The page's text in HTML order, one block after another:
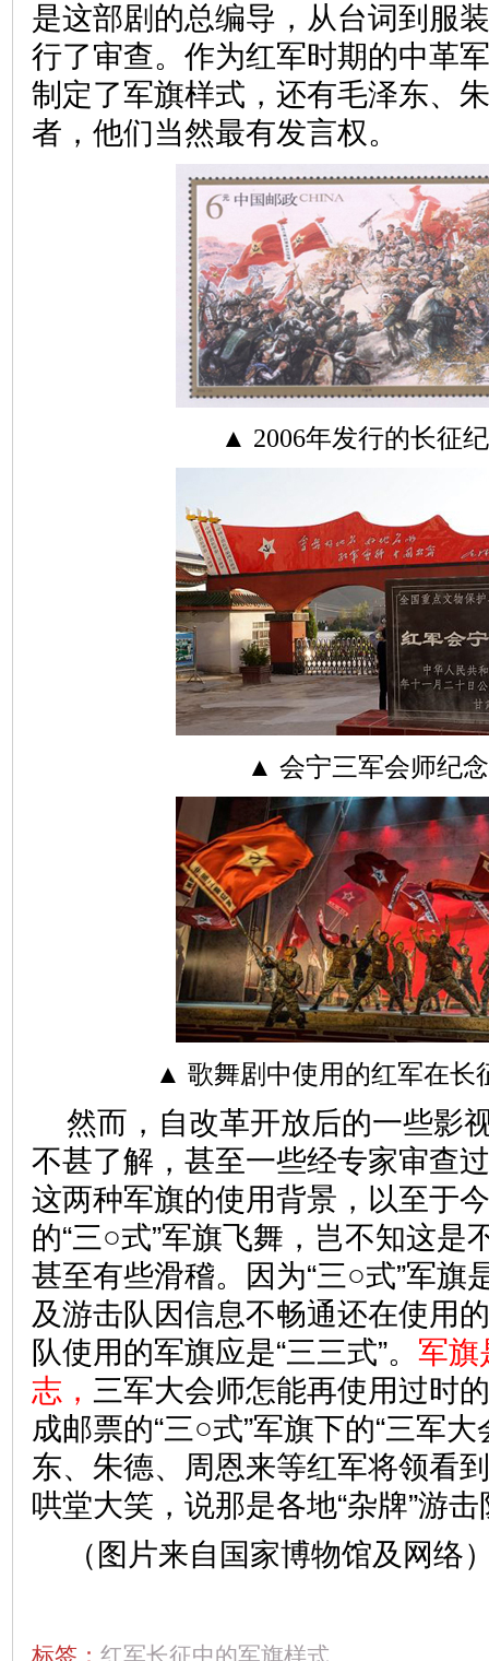
是这部剧的总编导，从台词到服
行了审查。作为红军时期的中革
制定了军旗样式，还有毛泽东、
者，他们当然最有发言权。
▲ 2006年发行的长征
▲ 会宁三军会师纪
▲ 歌舞剧中使用的红军在长
然而，自改革开放后的一些影
不甚了解，甚至一些经专家审查
这两种军旗的使用背景，以至于
的“三○式”军旗飞舞，岂不知这是
甚至有些滑稽。因为“三○式”军旗
及游击队因信息不畅通还在使用
队使用的军旗应是“三三式”。 军旗
志， 三军大会师怎能再使用过时
成邮票的“三○式”军旗下的“三军
东、朱德、周恩来等红军将领看
哄堂大笑，说那是各地“杂牌”游
（图片来自国家博物馆及网络
标签： 红军长征中的军旗样式